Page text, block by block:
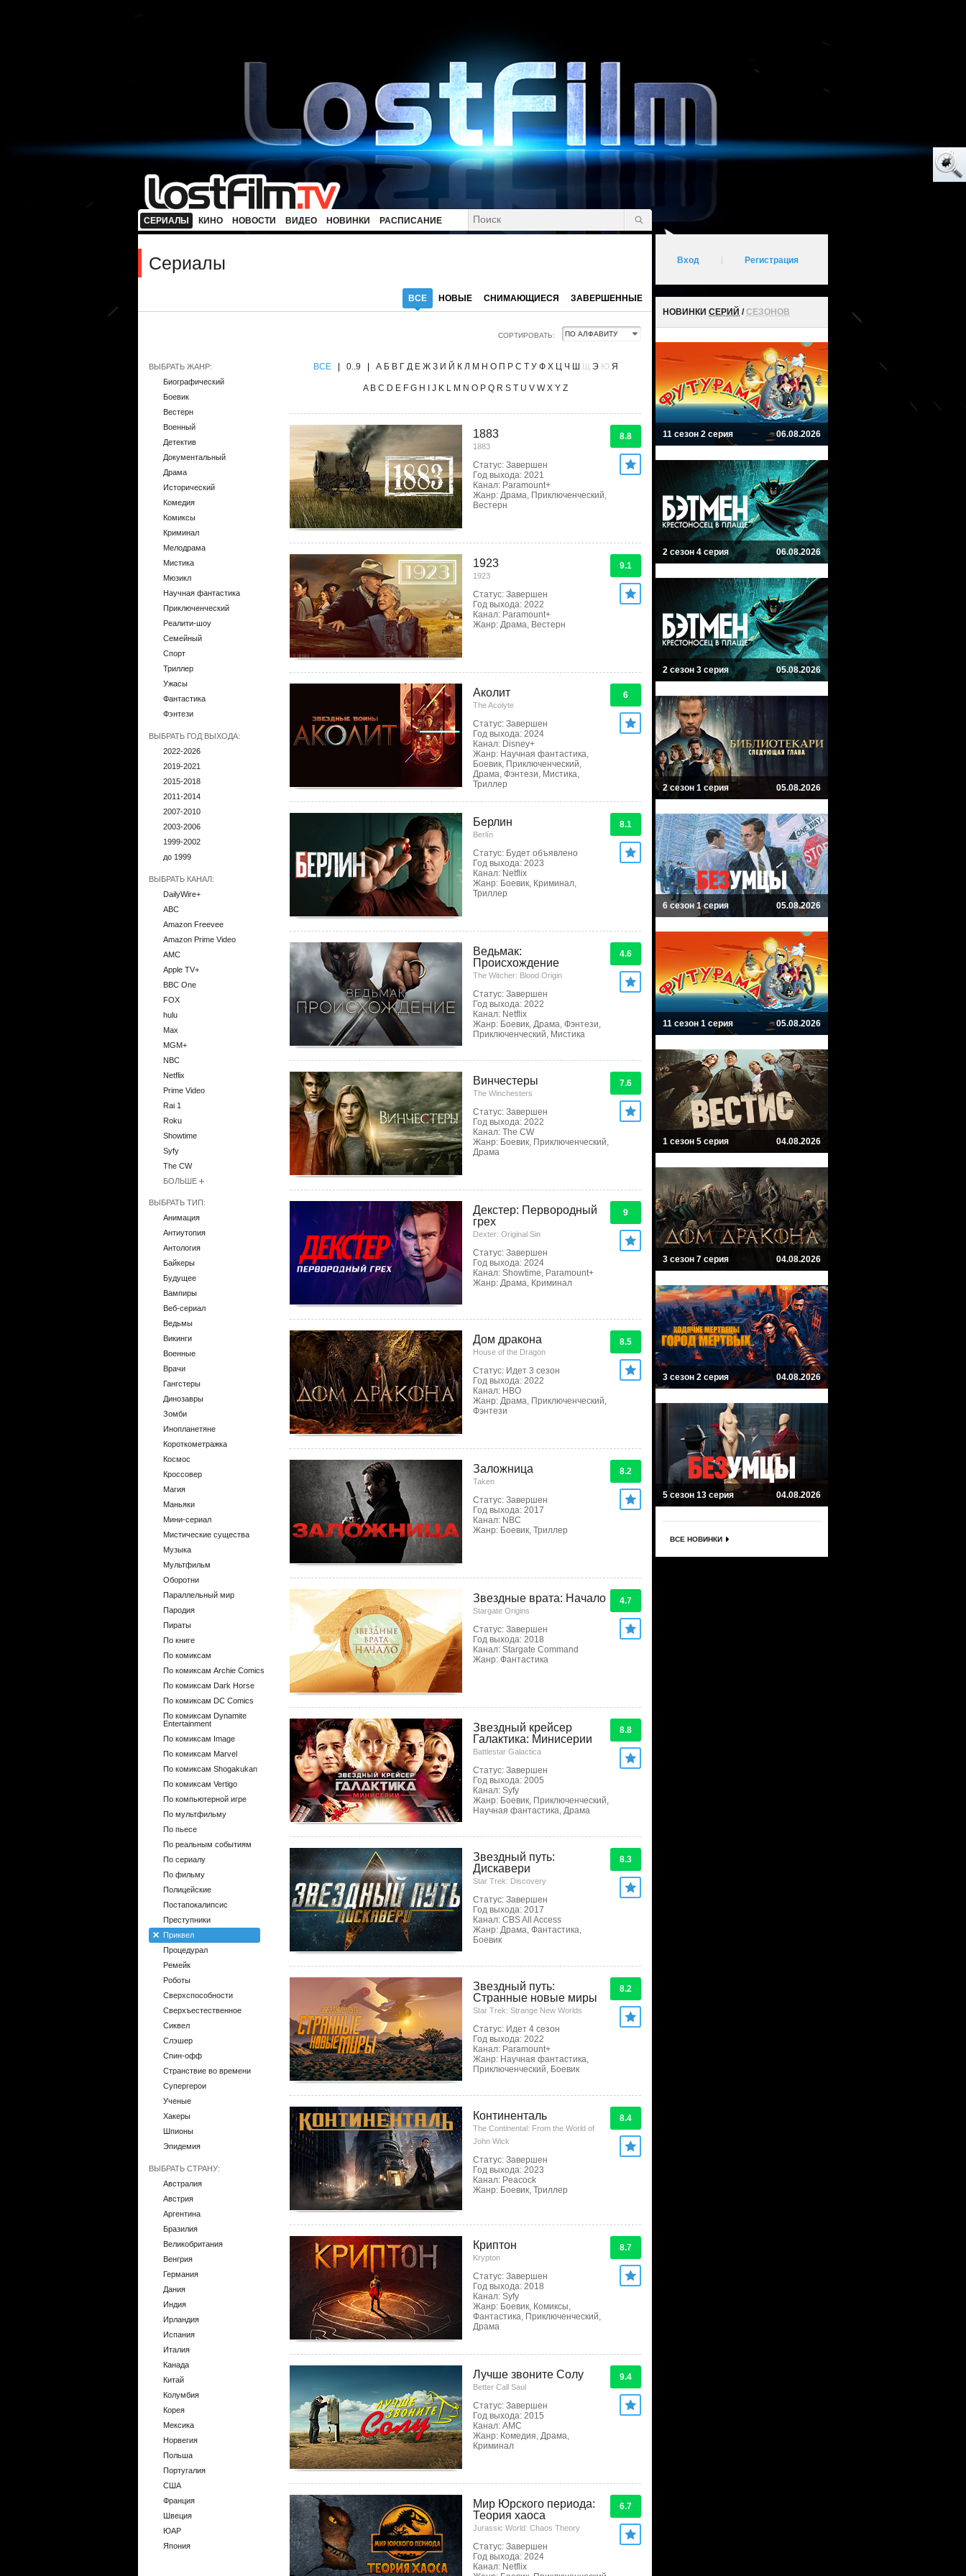
СЕРИАЛЫ КИНО НОВОСТИ ВИДЕО НОВИНКИ РАСПИСАНИЕ
Сериалы
ВСЕ НОВЫЕ СНИМАЮЩИЕСЯ ЗАВЕРШЕННЫЕ
СОРТИРОВАТЬ:
ВЫБРАТЬ ЖАНР:
Биографический
Боевик
Вестерн
Военный
Детектив
Документальный
Драма
Исторический
Комедия
Комиксы
Криминал
Мелодрама
Мистика
Мюзикл
Научная фантастика
Приключенческий
Реалити-шоу
Семейный
Спорт
Триллер
Ужасы
Фантастика
Фэнтези
ВЫБРАТЬ ГОД ВЫХОДА:
2022-2026
2019-2021
2015-2018
2011-2014
2007-2010
2003-2006
1999-2002
до 1999
ВЫБРАТЬ КАНАЛ:
DailyWire+
ABC
Amazon Freevee
Amazon Prime Video
AMC
Apple TV+
BBC One
FOX
hulu
Max
MGM+
NBC
Netflix
Prime Video
Rai 1
Roku
Showtime
Syfy
The CW
БОЛЬШЕ
ВЫБРАТЬ ТИП:
Анимация
Антиутопия
Антология
Байкеры
Будущее
Вампиры
Веб-сериал
Ведьмы
Викинги
Военные
Врачи
Гангстеры
Динозавры
Зомби
Инопланетяне
Короткометражка
Космос
Кроссовер
Магия
Маньяки
Мини-сериал
Мистические существа
Музыка
Мультфильм
Оборотни
Параллельный мир
Пародия
Пираты
По книге
По комиксам
По комиксам Archie Comics
По комиксам Dark Horse
По комиксам DC Comics
По комиксам Dynamite
Entertainment
По комиксам Image
По комиксам Marvel
По комиксам Shogakukan
По комиксам Vertigo
По компьютерной игре
По мультфильму
По пьесе
По реальным событиям
По сериалу
По фильму
Полицейские
Постапокалипсис
Преступники
Приквел
Процедурал
Ремейк
Роботы
Сверхспособности
Сверхъестественное
Сиквел
Слэшер
Спин-офф
Странствие во времени
Супергерои
Ученые
Хакеры
Шпионы
Эпидемия
ВЫБРАТЬ СТРАНУ:
Австралия
Австрия
Аргентина
Бразилия
Великобритания
Венгрия
Германия
Дания
Индия
Ирландия
Испания
Италия
Канада
Китай
Колумбия
Корея
Мексика
Норвегия
Польша
Португалия
США
Франция
Швеция
ЮАР
Япония
ВCE 0..9 А Б В Г Д Е Ж З И Й К Л М Н О П Р С Т У Ф Х Ц Ч Ш Щ Э Ю Я
A B C D E F G H J K L M N O P Q R S T U V W X Y Z
1883
1883
Статус: Завершен
Год выхода: 2021
Канал: Paramount+
Жанр: Драма, Приключенческий,
Вестерн
8.8
1923
1923
Статус: Завершен
Год выхода: 2022
Канал: Paramount+
Жанр: Драма, Вестерн
9.1
Аколит
The Acolyte
Статус: Завершен
Год выхода: 2024
Канал: Disney+
Жанр: Научная фантастика,
Боевик, Приключенческий,
Драма, Фэнтези, Мистика,
Триллер
6
Берлин
Berlín
Статус: Будет объявлено
Год выхода: 2023
Канал: Netflix
Жанр: Боевик, Криминал,
Триллер
8.1
Ведьмак:
Происхождение
The Witcher: Blood Origin
Статус: Завершен
Год выхода: 2022
Канал: Netflix
Жанр: Боевик, Драма, Фэнтези,
Приключенческий, Мистика
4.6
Винчестеры
The Winchesters
Статус: Завершен
Год выхода: 2022
Канал: The CW
Жанр: Боевик, Приключенческий,
Драма
7.6
Декстер: Первородный
грех
Dexter: Original Sin
Статус: Завершен
Год выхода: 2024
Канал: Showtime, Paramount+
Жанр: Драма, Криминал
9
Дом дракона
House of the Dragon
Статус: Идет 3 сезон
Год выхода: 2022
Канал: HBO
Жанр: Драма, Приключенческий,
Фэнтези
8.5
Заложница
Taken
Статус: Завершен
Год выхода: 2017
Канал: NBC
Жанр: Боевик, Триллер
8.2
Звездные врата: Начало
Stargate Origins
Статус: Завершен
Год выхода: 2018
Канал: Stargate Command
Жанр: Фантастика
4.7
Звездный крейсер
Галактика: Минисерии
Battlestar Galactica
Статус: Завершен
Год выхода: 2005
Канал: Syfy
Жанр: Боевик, Приключенческий,
Научная фантастика, Драма
8.8
Звездный путь:
Дискавери
Star Trek: Discovery
Статус: Завершен
Год выхода: 2017
Канал: CBS All Access
Жанр: Драма, Фантастика,
Боевик
8.3
Звездный путь:
Странные новые миры
Star Trek: Strange New Worlds
Статус: Идет 4 сезон
Год выхода: 2022
Канал: Paramount+
Жанр: Научная фантастика,
Приключенческий, Боевик
8.2
Континенталь
The Continental: From the World of
John Wick
Статус: Завершен
Год выхода: 2023
Канал: Peacock
Жанр: Боевик, Триллер
8.4
Криптон
Krypton
Статус: Завершен
Год выхода: 2018
Канал: Syfy
Жанр: Боевик, Комиксы,
Фантастика, Приключенческий,
Драма
8.7
Лучше звоните Солу
Better Call Saul
Статус: Завершен
Год выхода: 2015
Канал: AMC
Жанр: Комедия, Драма,
Криминал
9.4
Мир Юрского периода:
Теория хаоса
Jurassic World: Chaos Theory
Статус: Завершен
Год выхода: 2024
Канал: Netflix
6.7
Вход Регистрация
НОВИНКИ СЕРИЙ /СЕЗОНОВ
11 сезон 2 серия 06.08.2026
2 сезон 4 серия 06.08.2026
2 сезон 3 серия 05.08.2026
2 сезон 1 серия 05.08.2026
6 сезон 1 серия 05.08.2026
11 сезон 1 серия 05.08.2026
1 сезон 5 серия 04.08.2026
3 сезон 7 серия 04.08.2026
3 сезон 2 серия 04.08.2026
5 сезон 13 серия 04.08.2026
ВСЕ НОВИНКИ